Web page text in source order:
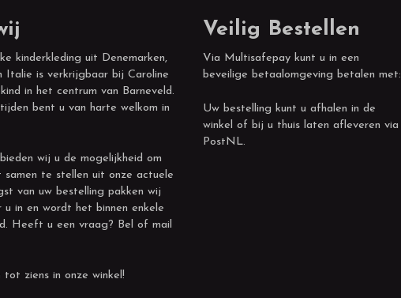
kinderkleding uit Denemarken,
Italie is verkrijgbaar bij Caroline
in het centrum van Barneveld.
bent u van harte welkom in
wij u de mogelijkheid om
samen te stellen uit onze actuele
van uw bestelling pakken wij
u in en wordt het binnen enkele
Heeft u een vraag? Bel of mail
tot ziens in onze winkel!
Veilig Bestellen
Via Multisafepay kunt u in een
beveilige betaalomgeving betalen met:
Uw bestelling kunt u afhalen in de
winkel of bij u thuis laten afleveren via
PostNL.